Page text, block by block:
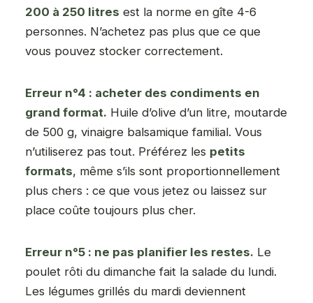
200 à 250 litres est la norme en gîte 4-6
personnes. N’achetez pas plus que ce que
vous pouvez stocker correctement.
Erreur n°4 : acheter des condiments en
grand format. Huile d’olive d’un litre, moutarde
de 500 g, vinaigre balsamique familial. Vous
n’utiliserez pas tout. Préférez les petits
formats, même s’ils sont proportionnellement
plus chers : ce que vous jetez ou laissez sur
place coûte toujours plus cher.
Erreur n°5 : ne pas planifier les restes. Le
poulet rôti du dimanche fait la salade du lundi.
Les légumes grillés du mardi deviennent